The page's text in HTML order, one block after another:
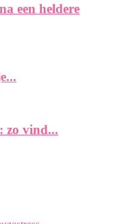
een heldere
zo vind...